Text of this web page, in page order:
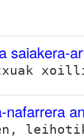
saiakera-
nafarrera
zen,